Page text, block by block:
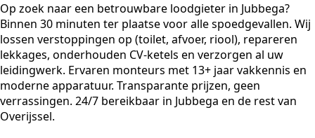
Op zoek naar een betrouwbare loodgieter in Jubbega?
Binnen 30 minuten ter plaatse voor alle spoedgevallen. Wij
lossen verstoppingen op (toilet, afvoer, riool), repareren
lekkages, onderhouden CV-ketels en verzorgen al uw
leidingwerk. Ervaren monteurs met 13+ jaar vakkennis en
moderne apparatuur. Transparante prijzen, geen
verrassingen. 24/7 bereikbaar in Jubbega en de rest van
Overijssel.